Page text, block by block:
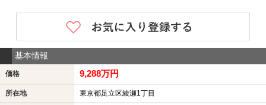
基本情報
価格 9,288万円
所在地 東京都足立区綾瀬1丁目